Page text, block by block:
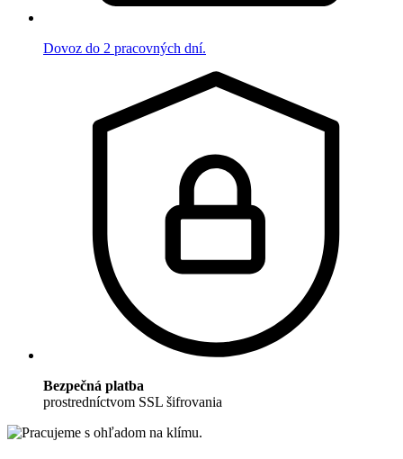
Dovoz do 2 pracovných dní.
Bezpečná platba
prostredníctvom SSL šifrovania